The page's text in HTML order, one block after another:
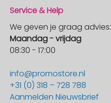
Service & Help
We geven je graag advies:
Maandag - vrijdag
08:30 - 17:00
info@promostore.nl
+31 (0) 318 – 728 788
Aanmelden Nieuwsbrief